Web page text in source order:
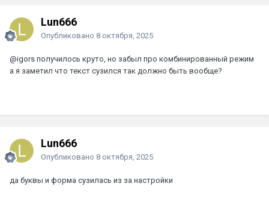
Lun666
Опубликовано 8 октября, 2025
@igors получилось круто, но забыл про комбинированный режим
а я заметил что текст сузился так должно быть вообще?
Lun666
Опубликовано 8 октября, 2025
да буквы и форма сузилась из за настройки